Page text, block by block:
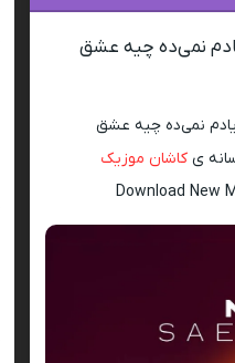
نمی‌ده چیه عشق
نمی‌ده چیه عشق
کاشان موزیک
Download New